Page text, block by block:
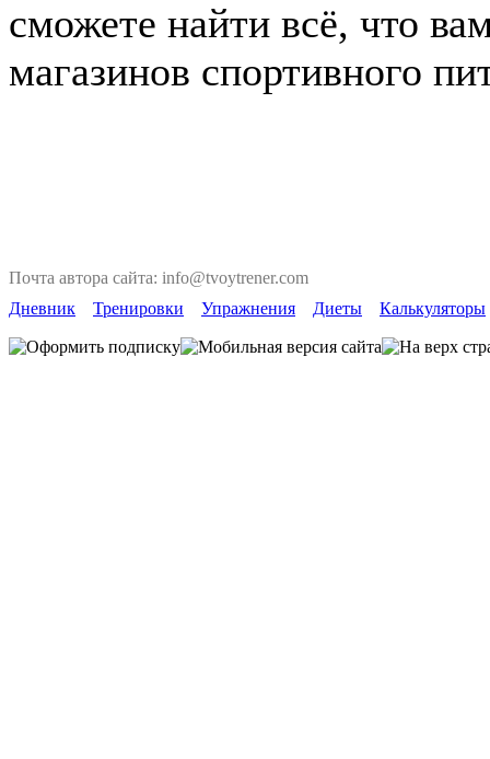
сможете найти всё, что
магазинов спортивного
Почта автора сайта: info@tvoytrener.com
Дневник
Тренировки Упражнения Диеты Калькуляторы